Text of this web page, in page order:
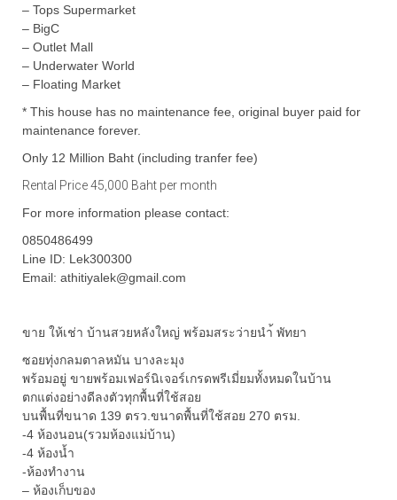
– Tops Supermarket
– BigC
– Outlet Mall
– Underwater World
– Floating Market
* This house has no maintenance fee, original buyer paid for
maintenance forever.
Only 12 Million Baht (including tranfer fee)
Rental Price 45,000 Baht per month
For more information please contact:
0850486499
Line ID: Lek300300
Email: athitiyalek@gmail.com
ขาย ให้เช่า บ้านสวยหลังใหญ่ พร้อมสระว่ายนำ้ พัทยา
ซอยทุ่งกลมตาลหมัน บางละมุง
พร้อมอยู่ ขายพร้อมเฟอร์นิเจอร์เกรดพรีเมี่ยมทั้งหมดในบ้าน
ตกแต่งอย่างดีลงตัวทุกพื้นที่ใช้สอย
บนพื้นที่ขนาด 139 ตรว.ขนาดพื้นที่ใช้สอย 270 ตรม.
-4 ห้องนอน(รวมห้องแม่บ้าน)
-4 ห้องน้ำ
-ห้องทำงาน
– ห้องเก็บของ